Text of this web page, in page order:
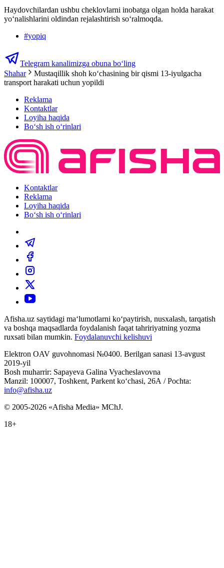
Haydovchilardan ushbu cheklovlarni inobatga olgan holda harakat
yo‘nalishlarini oldindan rejalashtirish so‘ralmoqda.
#yopiq
Telegram kanalimizga obuna bo‘ling
Shahar
Mustaqillik shoh ko‘chasining bir qismi 13-iyulgacha
transport harakati uchun yopildi
Reklama
Kontaktlar
Loyiha haqida
Bo‘sh ish o‘rinlari
Kontaktlar
Reklama
Loyiha haqida
Bo‘sh ish o‘rinlari
Afisha.uz saytidagi ma‘lumotlarni ko‘paytirish, nusxalash, tarqatish
va boshqa maqsadlarda foydalanish faqat tahririyatning yozma
ruxsati bilan mumkin. Foydalanuvchi kelishuvi
Elektron OAV guvohnomasi №0400. Berilgan sanasi 13-avgust
2019-yil
Bosh muharrir: Sapayeva Galina Vyacheslavovna
Manzil: 100007, Toshkent, Parkent ko‘chasi, 26А / Pochta:
info@afisha.uz
© 2005-2026 «Afisha Media» MChJ.
18+